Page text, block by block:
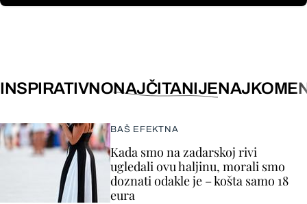
INSPIRATIVNONAJČITANIJE
BAŠ EFEKTNA
Kada smo na zadarskoj rivi
ugledali ovu haljinu, morali smo
doznati odakle je – košta samo 18
eura